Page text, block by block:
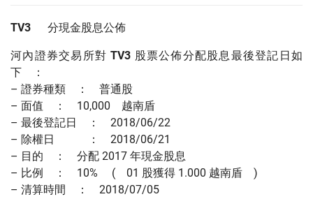
TV3 分現金股息公佈
河內證券交易所對TV3 股票公佈分配股息最後登記日如
下 ：
– 證券種類 ： 普通股
– 面值 ： 10,000 越南盾
– 最後登記日 ： 2018/06/22
– 除權日 ： 2018/06/21
– 目的 ： 分配 2017 年現金股息
– 比例 ： 10% ( 01 股獲得 1.000 越南盾 )
– 清算時間 ： 2018/07/05